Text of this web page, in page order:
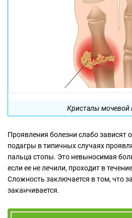
Кристалы мочевой
Проявления болезни слабо зависят
подагры в типичных случаях
пальца стопы. Это невыносимая
если ее не лечили, проходит в
Сложность заключается в том, что
заканчивается.